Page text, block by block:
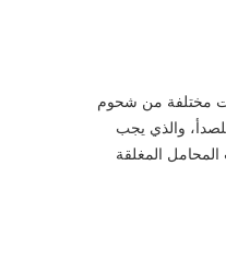
مختلفة من شحوم
والذي يجب
المغلقة